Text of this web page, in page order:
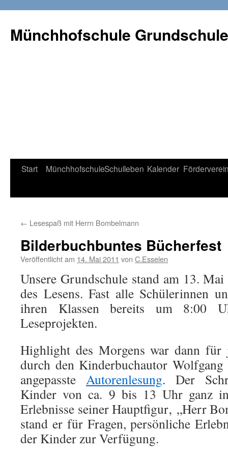
Münchhofschule
Weiter
Start MünchhofschuleSchulleben Kalender
← Lesespaß mit Herrn Bombelmann
Bilderbuchbuntes Bücherfest
Veröffentlicht am 14. Mai 2011 von C.Esselen
Unsere Grundschule stand am 13.
des Lesens. Fast alle Schülerinnen
ihren Klassen bereits um 8:00
Leseprojekten.
Highlight des Morgens war dann für
durch den Kinderbuchautor
angepasste Autorenlesung. Der
Kinder von ca. 9 bis 13 Uhr ganz
Erlebnisse seiner Hauptfigur‚ „Herr
stand er für Fragen, persönliche
der Kinder zur Verfügung.